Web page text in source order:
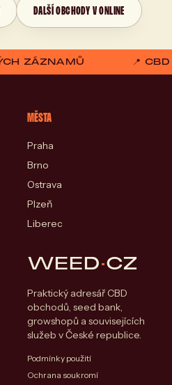
DALŠÍ OBCHODY V ONLINE
ZÁZNAMŮ 📍
MĚSTA
Praha
Brno
Ostrava
Plzeň
Liberec
WEED·CZ
Praktický adresář CBD
obchodů, seed bank,
growshopů a souvisejících
služeb v České republice.
Podmínky použití
Ochrana soukromí